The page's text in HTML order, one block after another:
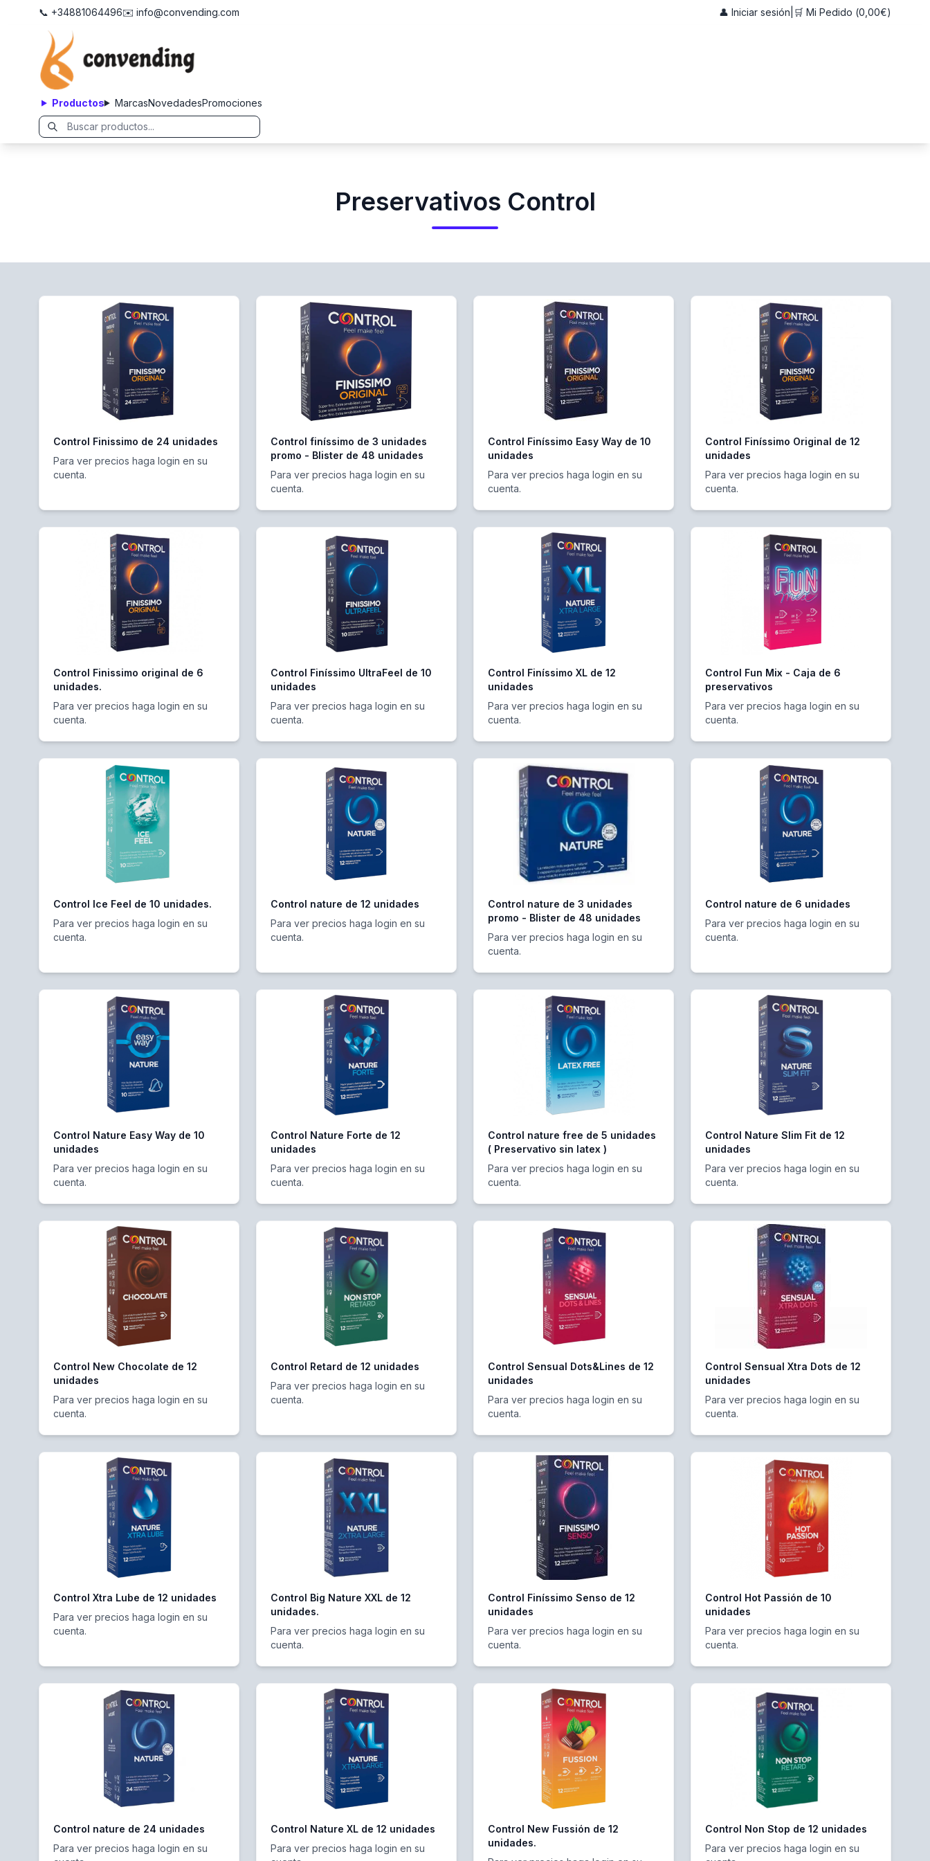
📞 +34881064496✉️ info@convending.com 👤 Iniciar sesión 🛒 Mi Pedido (0,00€)
Productos MarcasNovedadesPromociones
Preservativos Control
Control Finissimo de 24 unidades
Para ver precios haga login en su
cuenta.
Control finíssimo de 3 unidades
promo - Blister de 48 unidades
Para ver precios haga login en su
cuenta.
Control Finíssimo Easy Way de 10
unidades
Para ver precios haga login en su
cuenta.
Control Finíssimo Original de 12
unidades
Para ver precios haga login en su
cuenta.
Control Finissimo original de 6
unidades.
Para ver precios haga login en su
cuenta.
Control Finíssimo UltraFeel de 10
unidades
Para ver precios haga login en su
cuenta.
Control Finíssimo XL de 12
unidades
Para ver precios haga login en su
cuenta.
Control Fun Mix - Caja de 6
preservativos
Para ver precios haga login en su
cuenta.
Control Ice Feel de 10 unidades.
Para ver precios haga login en su
cuenta.
Control nature de 12 unidades
Para ver precios haga login en su
cuenta.
Control nature de 3 unidades
promo - Blister de 48 unidades
Para ver precios haga login en su
cuenta.
Control nature de 6 unidades
Para ver precios haga login en su
cuenta.
Control Nature Easy Way de 10
unidades
Para ver precios haga login en su
cuenta.
Control Nature Forte de 12
unidades
Para ver precios haga login en su
cuenta.
Control nature free de 5 unidades
( Preservativo sin latex )
Para ver precios haga login en su
cuenta.
Control Nature Slim Fit de 12
unidades
Para ver precios haga login en su
cuenta.
Control New Chocolate de 12
unidades
Para ver precios haga login en su
cuenta.
Control Retard de 12 unidades
Para ver precios haga login en su
cuenta.
Control Sensual Dots&Lines de 12
unidades
Para ver precios haga login en su
cuenta.
Control Sensual Xtra Dots de 12
unidades
Para ver precios haga login en su
cuenta.
Control Xtra Lube de 12 unidades
Para ver precios haga login en su
cuenta.
Control Big Nature XXL de 12
unidades.
Para ver precios haga login en su
cuenta.
Control Finíssimo Senso de 12
unidades
Para ver precios haga login en su
cuenta.
Control Hot Passión de 10
unidades
Para ver precios haga login en su
cuenta.
Control nature de 24 unidades
Para ver precios haga login en su
Control Nature XL de 12 unidades
Para ver precios haga login en su
Control New Fussión de 12
unidades.
Control Non Stop de 12 unidades
Para ver precios haga login en su